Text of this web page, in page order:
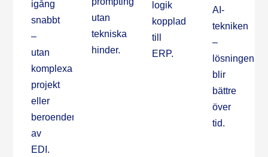
igång
snabbt
–
utan
komplexa
projekt
eller
beroenden
av
EDI.
utan
tekniska
hinder.
logik
kopplad
till
ERP.
AI-
tekniken
–
lösningen
blir
bättre
över
tid.